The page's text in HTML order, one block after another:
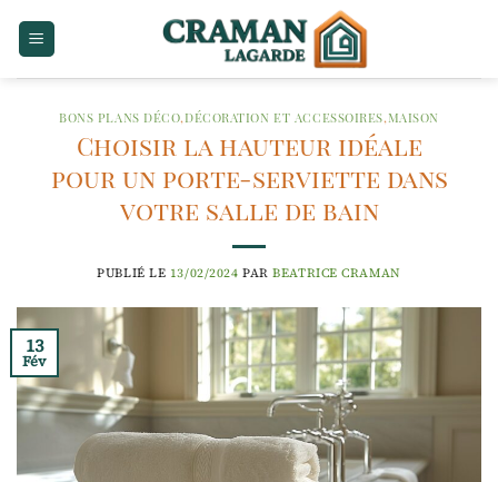
BONS PLANS DÉCO,DÉCORATION ET ACCESSOIRES,MAISON
Choisir la hauteur idéale
pour un porte-serviette dans
votre salle de bain
PUBLIÉ LE 13/02/2024 PARBEATRICE CRAMAN
13
Fév